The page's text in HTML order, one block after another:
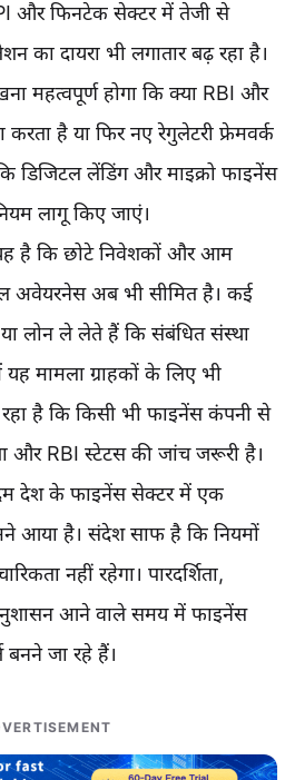
और फिनटेक सेक्टर में तेजी से
का दायरा भी लगातार बढ़ रहा है।
महत्वपूर्ण होगा कि क्या RBI और
करता है या फिर नए रेगुलेटरी फ्रेमवर्क
डिजिटल लेंडिंग और माइक्रो फाइनेंस
लागू किए जाएं।
है कि छोटे निवेशकों और आम
अवेयरनेस अब भी सीमित है। कई
लोन ले लेते हैं कि संबंधित संस्था
मामला ग्राहकों के लिए भी
है कि किसी भी फाइनेंस कंपनी से
RBI स्टेटस की जांच जरूरी है।
देश के फाइनेंस सेक्टर में एक
आया है। संदेश साफ है कि नियमों
नहीं रहेगा। पारदर्शिता,
आने वाले समय में फाइनेंस
जा रहे हैं।